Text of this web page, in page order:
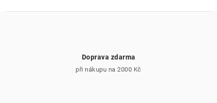
Doprava zdarma
při nákupu na 2000 Kč